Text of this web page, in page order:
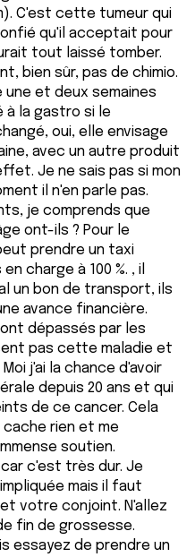
C'est cette tumeur qui
qu'il acceptait pour
tout laissé tomber.
bien sûr, pas de chimio.
une et deux semaines
à la gastro si le
oui, elle envisage
avec un autre produit
Je ne sais pas si mon
il n'en parle pas.
je comprends que
ont-ils ? Pour le
prendre un taxi
charge à 100 %. , il
un bon de transport, ils
avance financière.
dépassés par les
pas cette maladie et
j'ai la chance d'avoir
depuis 20 ans et qui
de ce cancer. Cela
cache rien et me
soutien.
c'est très dur. Je
mais il faut
votre conjoint. N'allez
fin de grossesse.
essayez de prendre un